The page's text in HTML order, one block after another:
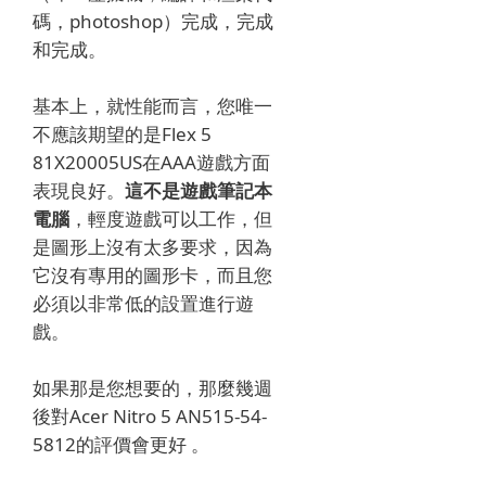
碼，photoshop）完成，完成
和完成。
基本上，就性能而言，您唯一
不應該期望的是Flex 5
81X20005US在AAA遊戲方面
表現良好。 這不是遊戲筆記本
電腦 ，輕度遊戲可以工作，但
是圖形上沒有太多要求，因為
它沒有專用的圖形卡，而且您
必須以非常低的設置進行遊
戲。
如果那是您想要的，那麼幾週
後對Acer Nitro 5 AN515-54-
5812的評價會更好 。